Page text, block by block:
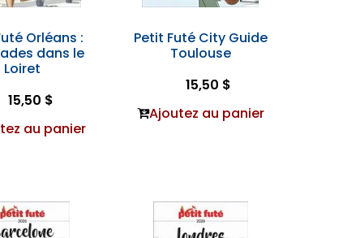
Orléans :
dans le
Loiret
15,50 $
au panier
Petit Futé City Guide
Toulouse
15,50 $
Ajoutez au panier